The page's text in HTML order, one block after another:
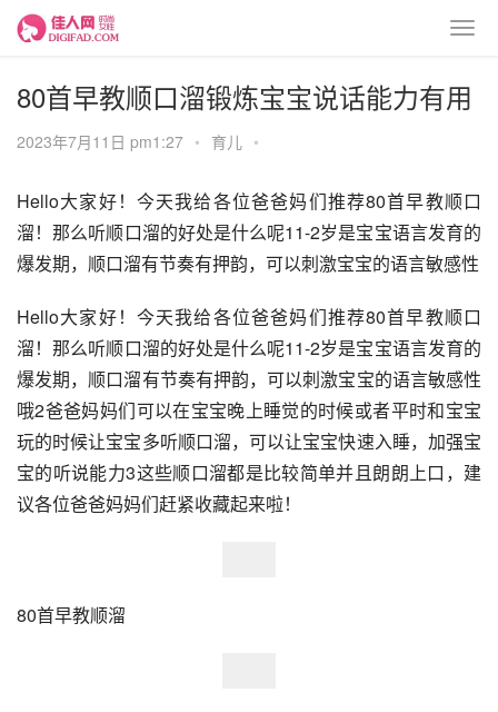
80首早教顺口溜锻炼宝宝说话能力有用
2023年7月11日 pm1:27 • 育儿 •
Hello大家好！今天我给各位爸爸妈们推荐80首早教顺口
溜！那么听顺口溜的好处是什么呢11-2岁是宝宝语言发育的
爆发期，顺口溜有节奏有押韵，可以刺激宝宝的语言敏感性
Hello大家好！今天我给各位爸爸妈们推荐80首早教顺口
溜！那么听顺口溜的好处是什么呢11-2岁是宝宝语言发育的
爆发期，顺口溜有节奏有押韵，可以刺激宝宝的语言敏感性
哦2爸爸妈妈们可以在宝宝晚上睡觉的时候或者平时和宝宝
玩的时候让宝宝多听顺口溜，可以让宝宝快速入睡，加强宝
宝的听说能力3这些顺口溜都是比较简单并且朗朗上口，建
议各位爸爸妈妈们赶紧收藏起来啦！
80首早教顺溜